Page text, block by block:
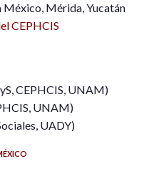
México, Mérida, Yucatán
CEPHCIS
CEPHCIS, UNAM)
UNAM)
UADY)